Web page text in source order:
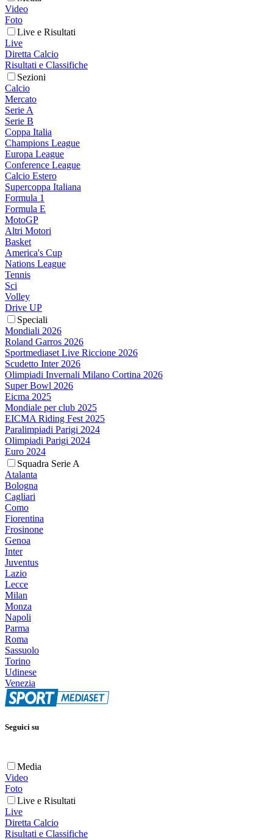
Video
Foto
Live e Risultati
Live
Diretta Calcio
Risultati e Classifiche
Sezioni
Calcio
Mercato
Serie A
Serie B
Coppa Italia
Champions League
Europa League
Conference League
Calcio Estero
Supercoppa Italiana
Formula 1
Formula E
MotoGP
Altri Motori
Basket
America's Cup
Nations League
Tennis
Sci
Volley
Drive UP
Speciali
Mondiali 2026
Roland Garros 2026
Sportmediaset Live Riccione 2026
Scudetto Inter 2026
Olimpiadi Invernali Milano Cortina 2026
Super Bowl 2026
Eicma 2025
Mondiale per club 2025
EICMA Riding Fest 2025
Paralimpiadi Parigi 2024
Olimpiadi Parigi 2024
Euro 2024
Squadra Serie A
Atalanta
Bologna
Cagliari
Como
Fiorentina
Frosinone
Genoa
Inter
Juventus
Lazio
Lecce
Milan
Monza
Napoli
Parma
Roma
Sassuolo
Torino
Udinese
Venezia
Seguici su
Media
Video
Foto
Live e Risultati
Live
Diretta Calcio
Risultati e Classifiche